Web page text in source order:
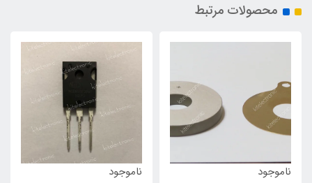
محصولات مرتبط
ناموجود ناموجود